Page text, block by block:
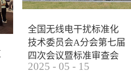
全国无线电干扰标准化
技术委员会A分会第七届
四次会议暨标准审查会
成功举办
2025 - 05 - 15